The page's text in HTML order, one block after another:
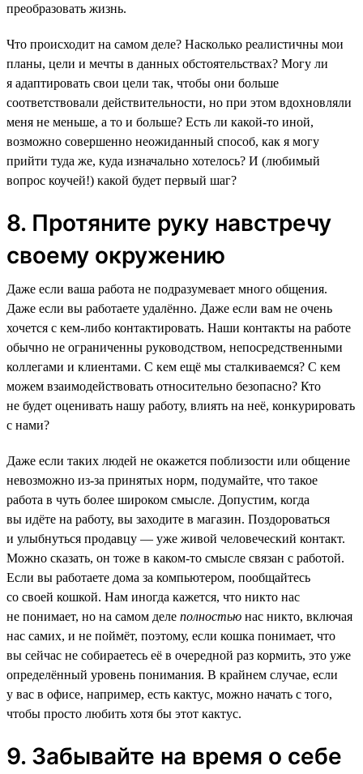
преобразовать жизнь.
Что происходит на самом деле? Насколько реалистичны мои
планы, цели и мечты в данных обстоятельствах? Могу ли
я адаптировать свои цели так, чтобы они больше
соответствовали действительности, но при этом вдохновляли
меня не меньше, а то и больше? Есть ли какой-то иной,
возможно совершенно неожиданный способ, как я могу
прийти туда же, куда изначально хотелось? И (любимый
вопрос коучей!) какой будет первый шаг?
8. Протяните руку навстречу
своему окружению
Даже если ваша работа не подразумевает много общения.
Даже если вы работаете удалённо. Даже если вам не очень
хочется с кем-либо контактировать. Наши контакты на работе
обычно не ограниченны руководством, непосредственными
коллегами и клиентами. С кем ещё мы сталкиваемся? С кем
можем взаимодействовать относительно безопасно? Кто
не будет оценивать нашу работу, влиять на неё, конкурировать
с нами?
Даже если таких людей не окажется поблизости или общение
невозможно из-за принятых норм, подумайте, что такое
работа в чуть более широком смысле. Допустим, когда
вы идёте на работу, вы заходите в магазин. Поздороваться
и улыбнуться продавцу — уже живой человеческий контакт.
Можно сказать, он тоже в каком-то смысле связан с работой.
Если вы работаете дома за компьютером, пообщайтесь
со своей кошкой. Нам иногда кажется, что никто нас
не понимает, но на самом деле полностью нас никто, включая
нас самих, и не поймёт, поэтому, если кошка понимает, что
вы сейчас не собираетесь её в очередной раз кормить, это уже
определённый уровень понимания. В крайнем случае, если
у вас в офисе, например, есть кактус, можно начать с того,
чтобы просто любить хотя бы этот кактус.
9. Забывайте на время о себе